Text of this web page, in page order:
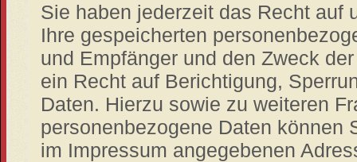
Sie haben jederzeit das Recht auf
Ihre gespeicherten
und Empfänger und den Zweck
ein Recht auf Berichtigung,
Daten. Hierzu sowie zu weiteren
personenbezogene Daten können
im Impressum angegebenen